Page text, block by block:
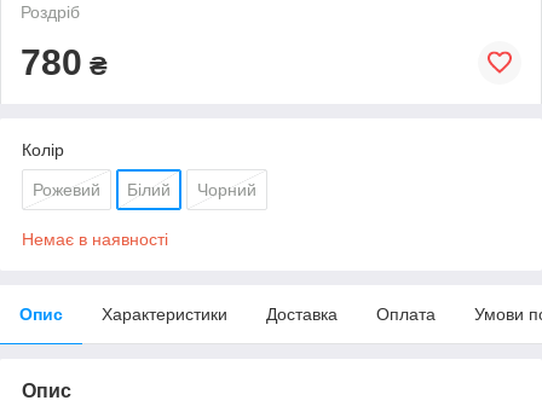
Роздріб
780 ₴
Колір
Рожевий Білий Чорний
Немає в наявності
Опис Характеристики Доставка Оплата Умови
Опис